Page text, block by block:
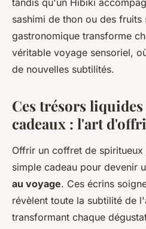
tandis qu'un Hibiki
sashimi de thon ou des
gastronomique transforme
véritable voyage sensoriel,
de nouvelles subtilités.
Ces trésors
cadeaux : l'art
Offrir un coffret de
simple cadeau pour devenir
au voyage. Ces écrins
révèlent toute la subtilité de
transformant chaque